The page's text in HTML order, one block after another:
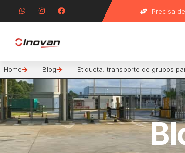
Precisa
Home Blog Etiqueta: transporte de grupos